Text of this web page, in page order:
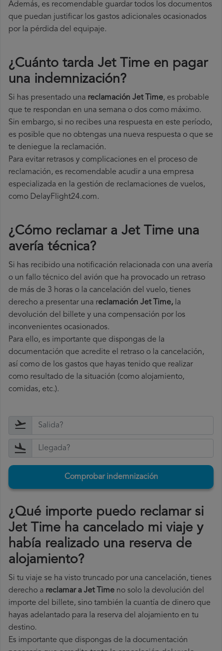
Además, es recomendable guardar todos los documentos
que puedan justificar los gastos adicionales ocasionados
por la pérdida del equipaje.
¿Cuánto tarda Jet Time en pagar
una indemnización?
Si has presentado una reclamación Jet Time, es probable
que te respondan en una semana o dos como máximo.
Sin embargo, si no recibes una respuesta en este período,
es posible que no obtengas una nueva respuesta o que se
te deniegue la reclamación.
Para evitar retrasos y complicaciones en el proceso de
reclamación, es recomendable acudir a una empresa
especializada en la gestión de reclamaciones de vuelos,
como DelayFlight24.com.
¿Cómo reclamar a Jet Time una
avería técnica?
Si has recibido una notificación relacionada con una avería
o un fallo técnico del avión que ha provocado un retraso
de más de 3 horas o la cancelación del vuelo, tienes
derecho a presentar una reclamación Jet Time, la
devolución del billete y una compensación por los
inconvenientes ocasionados.
Para ello, es importante que dispongas de la
documentación que acredite el retraso o la cancelación,
así como de los gastos que hayas tenido que realizar
como resultado de la situación (como alojamiento,
comidas, etc.).
Comprobar indemnización
¿Qué importe puedo reclamar si
Jet Time ha cancelado mi viaje y
había realizado una reserva de
alojamiento?
Si tu viaje se ha visto truncado por una cancelación, tienes
derecho a reclamar a Jet Time no solo la devolución del
importe del billete, sino también la cuantía de dinero que
hayas adelantado para la reserva del alojamiento en tu
destino.
Es importante que dispongas de la documentación